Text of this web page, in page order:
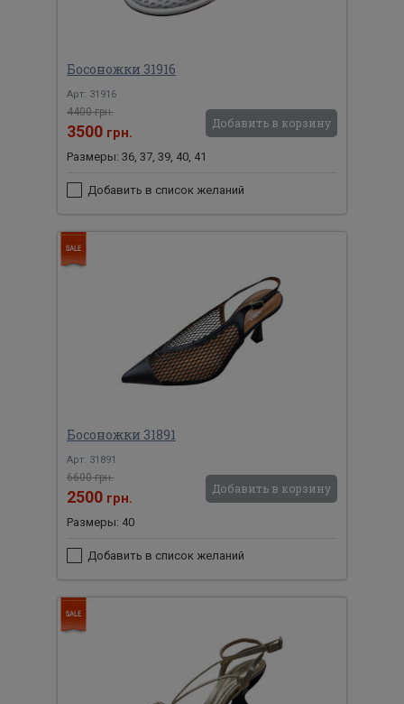
Босоножки 31916
Арт: 31916
4400 грн.
3500 грн.
Добавить в корзину
Размеры: 36, 37, 39, 40, 41
Добавить в список желаний
Босоножки 31891
Арт: 31891
6600 грн.
2500 грн.
Добавить в корзину
Размеры: 40
Добавить в список желаний